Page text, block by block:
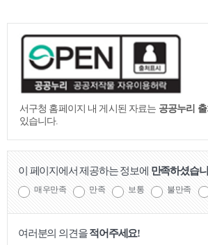
서구청 홈페이지 내 게시된 자료는 공공누리
있습니다.
이 페이지에서 제공하는 정보에 만족하셨습
매우만족 만족 보통 불만족
여러분의 의견을적어주세요!